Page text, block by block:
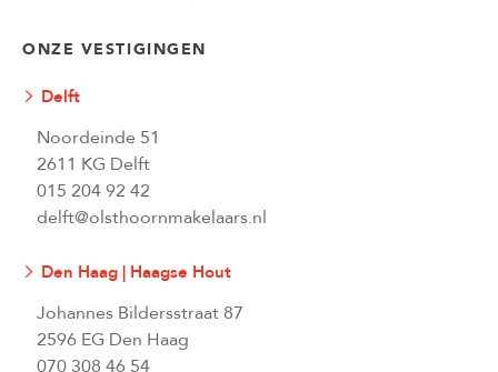
ONZE VESTIGINGEN
Delft
Noordeinde 51
2611 KG Delft
015 204 92 42
delft@olsthoornmakelaars.nl
Den Haag | Haagse Hout
Johannes Bildersstraat 87
2596 EG Den Haag
070 308 46 54